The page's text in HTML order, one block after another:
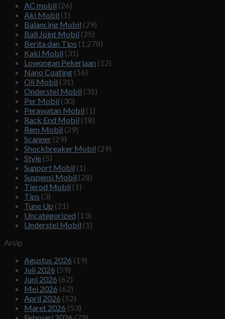
AC mobil (26)
Aki Mobil (1)
Balancing Mobil (29)
Ball Joint Mobil (25)
Berita dan Tips (1,278)
Kaki Mobil (31)
Lowongan Pekerjaan (12)
Nano Coating (16)
Oli Mobil (31)
Onderstel Mobil (31)
Per Mobil (30)
Perawatan Mobil (1)
Rack End Mobil (18)
Rem Mobil (29)
Scanner (29)
Shockbreaker Mobil (29)
Style (5)
Support Mobil (1)
Suspensi Mobil (28)
Tierod Mobil (1)
Tips (3)
Tune Up (21)
Uncategorized (13)
Understel Mobil (1)
Arsip
Agustus 2026 (19)
Juli 2026 (59)
Juni 2026 (62)
Mei 2026 (62)
April 2026 (52)
Maret 2026 (53)